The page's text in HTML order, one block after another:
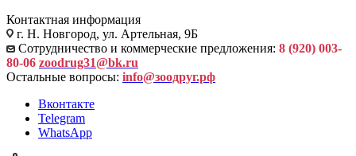
Контактная информация
г. Н. Новгород, ул. Артельная, 9Б
Сотрудничество и коммерческие предложения: 8 (920) 003-
80-06 zoodrug31@bk.ru
Остальные вопросы: info@зоодруг.рф
Вконтакте
Telegram
WhatsApp